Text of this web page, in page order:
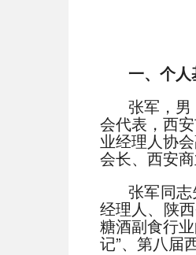
一、个
张军，
会代表，西
业经理人协
会长、西安
张军同
经理人、陕
糖酒副食行
记”、第八届